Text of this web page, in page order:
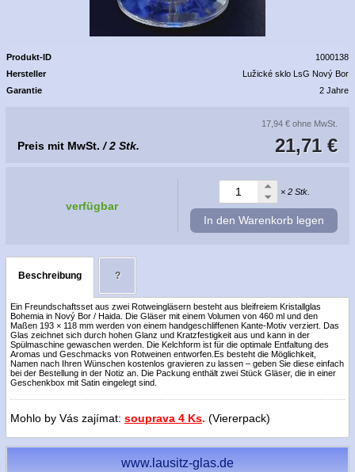
Produkt-ID
1000138
Hersteller
Lužické sklo LsG Nový Bor
Garantie
2 Jahre
17,94 € ohne MwSt.
21,71 €
Preis mit MwSt. / 2 Stk.
verfügbar
× 2 Stk.
In den Warenkorb legen
Beschreibung ?
Ein Freundschaftsset aus zwei Rotweingläsern besteht aus bleifreiem Kristallglas
Bohemia in Nový Bor / Haida. Die Gläser mit einem Volumen von 460 ml und den
Maßen 193 × 118 mm werden von einem handgeschliffenen Kante-Motiv verziert. Das
Glas zeichnet sich durch hohen Glanz und Kratzfestigkeit aus und kann in der
Spülmaschine gewaschen werden. Die Kelchform ist für die optimale Entfaltung des
Aromas und Geschmacks von Rotweinen entworfen.Es besteht die Möglichkeit,
Namen nach Ihren Wünschen kostenlos gravieren zu lassen – geben Sie diese einfach
bei der Bestellung in der Notiz an. Die Packung enthält zwei Stück Gläser, die in einer
Geschenkbox mit Satin eingelegt sind.
Mohlo by Vás zajímat: souprava 4 Ks. (Viererpack)
www.lausitz-glas.de